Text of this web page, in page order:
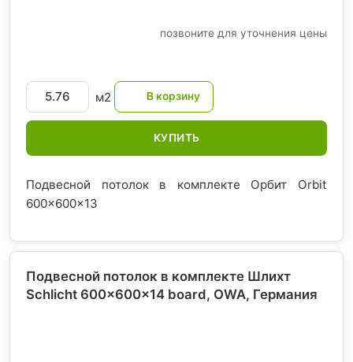
позвоните для уточнения цены
м2
КУПИТЬ
Подвесной потолок в комплекте Орбит Orbit
600x600x13
Подвесной потолок в комплекте Шлихт
Schlicht 600x600x14 board, OWA, Германия